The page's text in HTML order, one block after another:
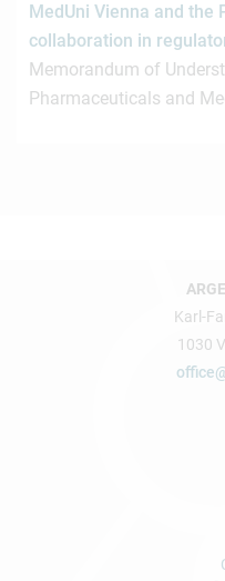
MedUni Vienna and the
collaboration in
Memorandum of
Pharmaceuticals and
Karl-
1030